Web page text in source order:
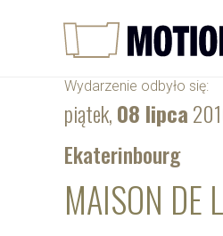
Wydarzenie odbyło się:
piątek,08 lipca
Ekaterinbourg
MAISON DE